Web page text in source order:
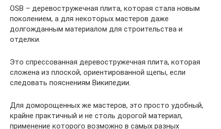
OSB – деревостружечная плита, которая стала новым
поколением, а для некоторых мастеров даже
долгожданным материалом для строительства и
отделки.
Это спрессованная деревостружечная плита, которая
сложена из плоской, ориентированной щепы, если
следовать пояснениям Википедии.
Для доморощенных же мастеров, это просто удобный,
крайне практичный и не столь дорогой материал,
применение которого возможно в самых разных